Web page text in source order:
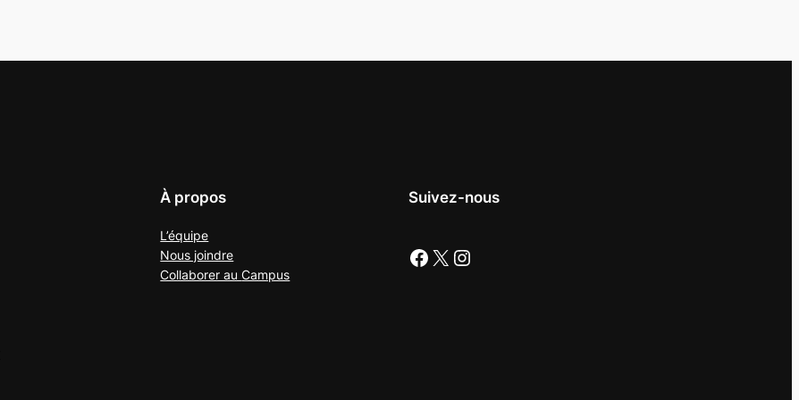
À propos
L’équipe
Nous joindre
Collaborer auCampus
Suivez-nous
Facebook X Instagram